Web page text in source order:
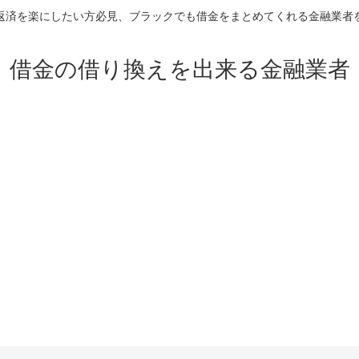
済を楽にしたい方必見、ブラックでも借金をまとめてくれる金融業者
借金の借り換えを出来る金融業者